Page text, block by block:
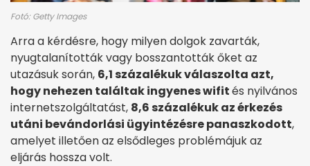
Fotó: Getty Images
Arra a kérdésre, hogy milyen dolgok zavarták,
nyugtalanították vagy bosszantották őket az
utazásuk során, 6,1 százalékuk válaszolta azt,
hogy nehezen találtak ingyenes wifités nyilvános
internetszolgáltatást, 8,6 százalékuk az érkezés
utáni bevándorlási ügyintézésre panaszkodott,
amelyet illetően az elsődleges problémájuk az
eljárás hossza volt.